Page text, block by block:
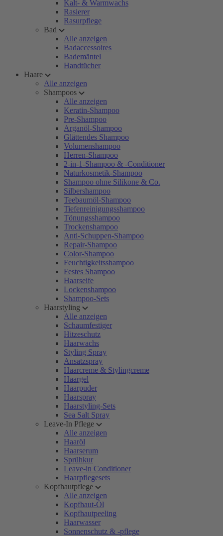
Kalt- & Warmwachs
Rasierer
Rasurpflege
Bad
Alle anzeigen
Badaccessoires
Bademäntel
Handtücher
Haare
Alle anzeigen
Shampoos
Alle anzeigen
Keratin-Shampoo
Pre-Shampoo
Arganöl-Shampoo
Glättendes Shampoo
Volumenshampoo
Herren-Shampoo
2-in-1-Shampoo & -Conditioner
Naturkosmetik-Shampoo
Shampoo ohne Silikone & Co.
Silbershampoo
Teebaumöl-Shampoo
Tiefenreinigungsshampoo
Tönungsshampoo
Trockenshampoo
Anti-Schuppen-Shampoo
Repair-Shampoo
Color-Shampoo
Feuchtigkeitsshampoo
Festes Shampoo
Haarseife
Lockenshampoo
Shampoo-Sets
Haarstyling
Alle anzeigen
Schaumfestiger
Hitzeschutz
Haarwachs
Styling Spray
Ansatzspray
Haarcreme & Stylingcreme
Haargel
Haarpuder
Haarspray
Haarstyling-Sets
Sea Salt Spray
Leave-In Pflege
Alle anzeigen
Haaröl
Haarserum
Sprühkur
Leave-in Conditioner
Haarpflegesets
Kopfhautpflege
Alle anzeigen
Kopfhaut-Öl
Kopfhautpeeling
Haarwasser
Sonnenschutz & -pflege